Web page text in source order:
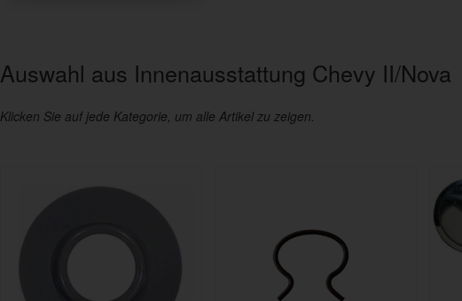
Auswahl aus Innenausstattung Chevy II/Nova
Klicken Sie auf jede Kategorie, um alle Artikel zu zeigen.